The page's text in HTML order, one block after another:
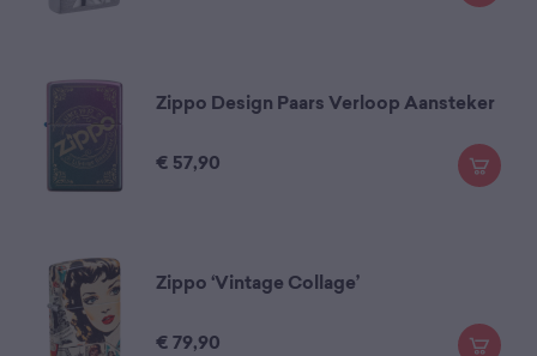
Zippo Design Paars Verloop Aansteker
€ 57,90
Zippo ‘Vintage Collage’
€ 79,90